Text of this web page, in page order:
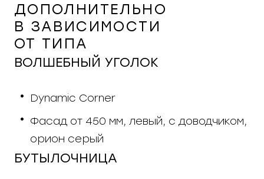
ДОПОЛНИТЕЛЬНО
В ЗАВИСИМОСТИ
ОТ ТИПА
ВОЛШЕБНЫЙ УГОЛОК
Dynamic Corner
Фасад от 450 мм, левый, с доводчиком,
орион серый
БУТЫЛОЧНИЦА